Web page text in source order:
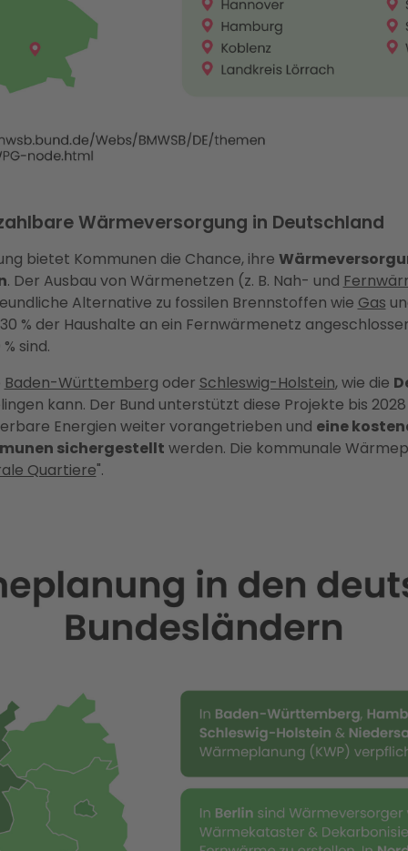
Wärmeversorgung in Deutschland
bietet Kommunen die Chance, ihre
. Der Ausbau von Wärmenetzen (z. B. Nah- und
Alternative zu fossilen Brennstoffen wie Gas
% der Haushalte an ein Fernwärmenetz
sind.
Baden-Württemberg oder Schleswig-Holstein, wie die
kann. Der Bund unterstützt diese Projekte bis
Energien weiter vorangetrieben und eine
sichergestellt werden. Die kommunale
Quartiere".